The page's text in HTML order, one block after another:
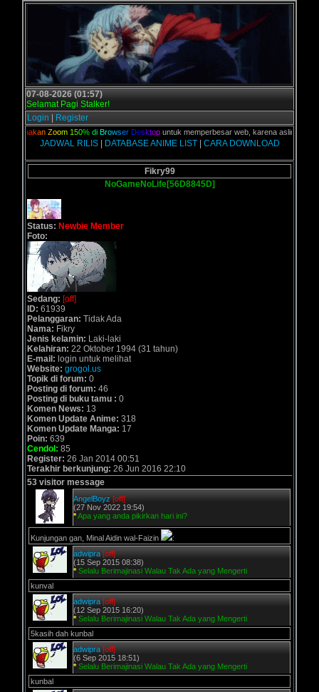
07-08-2026 (01:57)
Selamat Pagi Stalker!
Login
Register
an Zo om 150% di Browser De sktopuntuk memperbesar web, karena aslinya web
JADWAL RILIS| DATABASE ANIME LIST| CARA DOWNLOAD
Fikry99
NoGameNoLife[56D8845D]
Status: Newbie Member
Foto:
Sedang: [off]
ID: 61939
Pelanggaran: Tidak Ada
Nama: Fikry
Jenis kelamin: Laki-laki
Kelahiran: 22 Oktober 1994 (31 tahun)
E-mail: login untuk melihat
Website: grogol.us
Topik di forum: 0
Posting di forum: 46
Posting di buku tamu : 0
Komen News: 13
Komen Update Anime: 318
Komen Update Manga: 17
Poin: 639
Cendol: 85
Register: 26 Jan 2014 00:51
Terakhir berkunjung: 26 Jun 2016 22:10
53 visitor message
AngelBoyz [off]
(27 Nov 2022 19:54)
*Apa yang anda pikirkan hari ini?
Kunjungan gan, Minal Aidin wal-Faizin
:
adwipra [off]
(15 Sep 2015 08:38)
* Selalu Berimajinasi Walau Tak Ada yang Mengerti
kunval
adwipra [off]
(12 Sep 2015 16:20)
* Selalu Berimajinasi Walau Tak Ada yang Mengerti
5kasih dah kunbal
adwipra [off]
(6 Sep 2015 18:51)
* Selalu Berimajinasi Walau Tak Ada yang Mengerti
kunbal